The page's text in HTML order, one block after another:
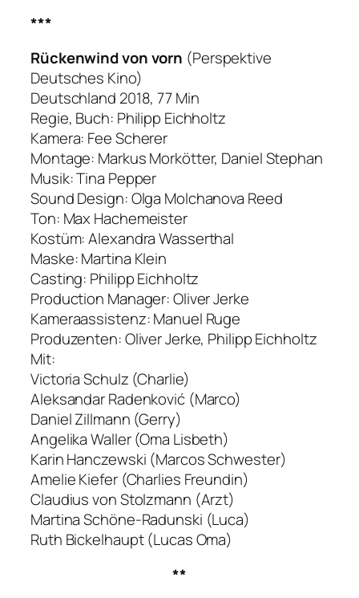
***
Rückenwind von vorn (Perspektive
Deutsches Kino)
Deutschland 2018, 77 Min
Regie, Buch: Philipp Eichholtz
Kamera: Fee Scherer
Montage: Markus Morkötter, Daniel Stephan
Musik: Tina Pepper
Sound Design: Olga Molchanova Reed
Ton: Max Hachemeister
Kostüm: Alexandra Wasserthal
Maske: Martina Klein
Casting: Philipp Eichholtz
Production Manager: Oliver Jerke
Kameraassistenz: Manuel Ruge
Produzenten: Oliver Jerke, Philipp Eichholtz
Mit:
Victoria Schulz (Charlie)
Aleksandar Radenković (Marco)
Daniel Zillmann (Gerry)
Angelika Waller (Oma Lisbeth)
Karin Hanczewski (Marcos Schwester)
Amelie Kiefer (Charlies Freundin)
Claudius von Stolzmann (Arzt)
Martina Schöne-Radunski (Luca)
Ruth Bickelhaupt (Lucas Oma)
**